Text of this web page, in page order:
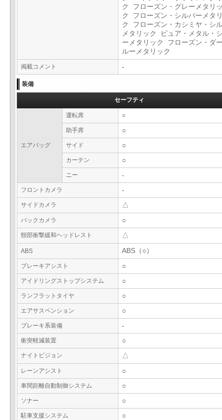
ク フローズン・グレーメタリ
ク フローズン・シルバーメタ
ク フローズン・カシミヤ・シ
メタリック ピュア・メタル・
ーメタリック フローズン・ダ
ルーメタリック
掲載コメント -
装備
セーフティ
エアバッグ
運転席 ○
助手席 ○
サイド ○
カーテン ○
ニー -
フロントカメラ -
サイドカメラ △
バックカメラ ○
頸部衝撃緩和ヘッドレスト △
ABS ABS（○）
ブレーキアシスト ○
アイドリングストップシステム ○
ランフラットタイヤ ○
エアサスペンション ○
ブレーキ系装備 -
衝突軽減装置 ○
ナイトビジョン △
レーンアシスト ○
車間距離自動制御システム ○
ソナー ○
駐車支援システム ○